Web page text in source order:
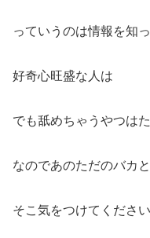
っていうのは情報を知
好奇心旺盛な人は
でも舐めちゃうやつは
なのであのただのバカ
そこ気をつけてください